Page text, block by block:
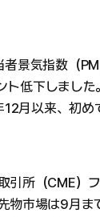
景気指数（
低下しました
月以来、初め
引所（CME）
物市場は9月